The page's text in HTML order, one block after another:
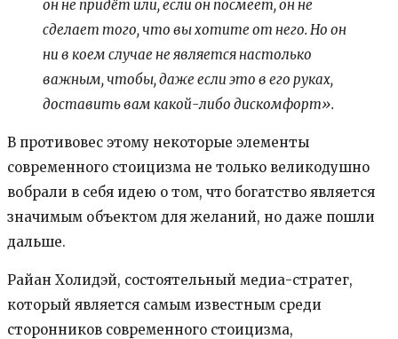
он не придёт или, если он посмеет, он не
сделает того, что вы хотите от него. Но он
ни в коем случае не является настолько
важным, чтобы, даже если это в его руках,
доставить вам какой-либо дискомфорт».
В противовес этому некоторые элементы
современного стоицизма не только великодушно
вобрали в себя идею о том, что богатство является
значимым объектом для желаний, но даже пошли
дальше.
Райан Холидэй, состоятельный медиа-стратег,
который является самым известным среди
сторонников современного стоицизма,